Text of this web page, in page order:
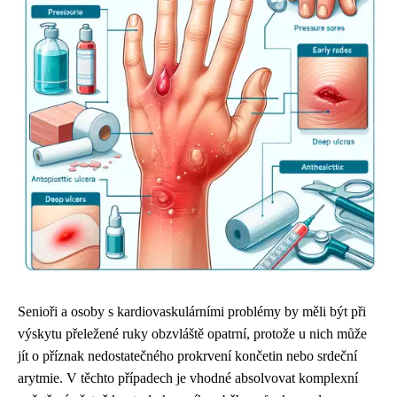
Senioři a osoby s kardiovaskulárními problémy by měli být při
výskytu přeležené ruky obzvláště opatrní, protože u nich může
jít o příznak nedostatečného prokrvení končetin nebo srdeční
arytmie. V těchto případech je vhodné absolvovat komplexní